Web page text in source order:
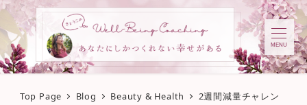
MENU
Top Page Blog Beauty & Health
2週間減量チャレン